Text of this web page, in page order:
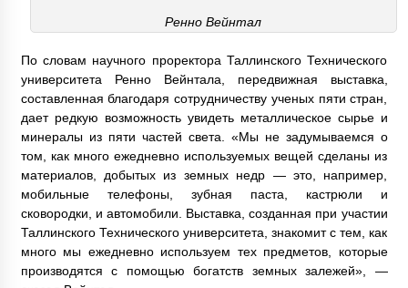
Ренно Вейнтал
По словам научного проректора Таллинского Технического
университета Ренно Вейнтала, передвижная выставка,
составленная благодаря сотрудничеству ученых пяти стран,
дает редкую возможность увидеть металлическое сырье и
минералы из пяти частей света. «Мы не задумываемся о
том, как много ежедневно используемых вещей сделаны из
материалов, добытых из земных недр — это, например,
мобильные телефоны, зубная паста, кастрюли и
сковородки, и автомобили. Выставка, созданная при участии
Таллинского Технического университета, знакомит с тем, как
много мы ежедневно используем тех предметов, которые
производятся с помощью богатств земных залежей», —